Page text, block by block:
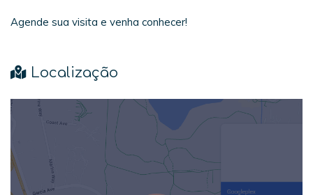
Agende sua visita e venha conhecer!
Localização